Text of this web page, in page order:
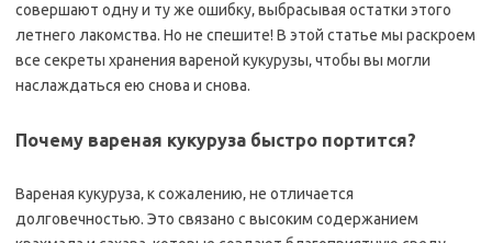
совершают одну и ту же ошибку‚ выбрасывая остатки этого
летнего лакомства. Но не спешите! В этой статье мы раскроем
все секреты хранения вареной кукурузы‚ чтобы вы могли
наслаждаться ею снова и снова.
Почему вареная кукуруза быстро портится?
Вареная кукуруза‚ к сожалению‚ не отличается
долговечностью. Это связано с высоким содержанием